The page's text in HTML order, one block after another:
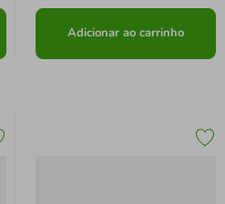
Adicionar ao carrinho